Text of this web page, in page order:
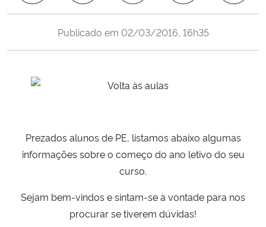
Ministério da Ciência, Tecnologia, Inovações e Comunicações
Ministério do Turismo
Controladoria-Geral da União
Publicado em 02/03/2016, 16h35
Prezados alunos de PE, listamos abaixo algumas
informações sobre o começo do ano letivo do seu
curso.
Sejam bem-vindos e sintam-se à vontade para nos
procurar se tiverem dúvidas!